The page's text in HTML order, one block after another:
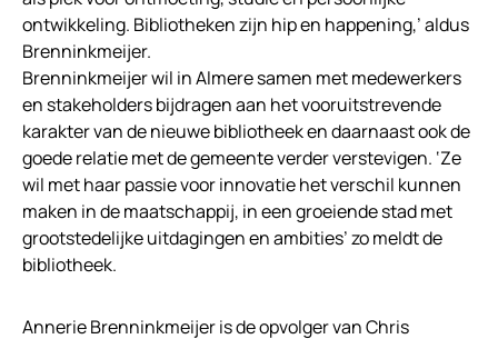
ontwikkeling. Bibliotheken zijn hip en happening,’ aldus
Brenninkmeijer.
Brenninkmeijer wil in Almere samen met medewerkers
en stakeholders bijdragen aan het vooruitstrevende
karakter van de nieuwe bibliotheek en daarnaast ook de
goede relatie met de gemeente verder verstevigen. ‘Ze
wil met haar passie voor innovatie het verschil kunnen
maken in de maatschappij, in een groeiende stad met
grootstedelijke uitdagingen en ambities’ zo meldt de
bibliotheek.
Annerie Brenninkmeijer is de opvolger van Chris